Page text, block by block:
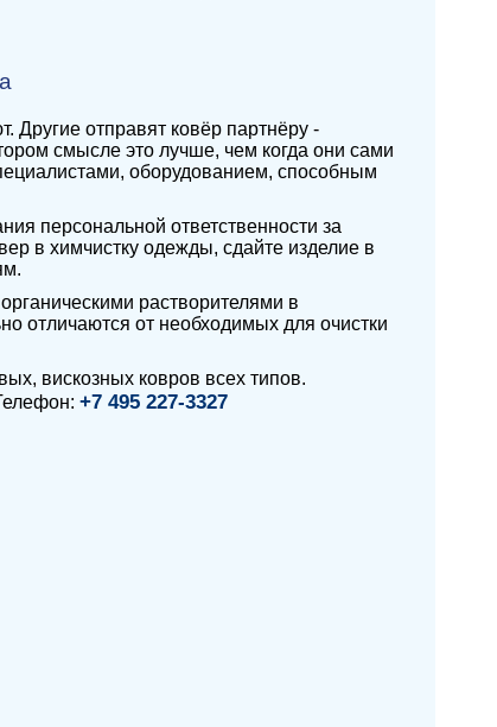
Другие отправят ковёр партнёру -
смысле это лучше, чем когда они сами
оборудованием, способным
персональной ответственности за
в химчистку одежды, сдайте изделие в
растворителями в
отличаются от необходимых для очистки
вискозных ковров всех типов.
+7 495 227-3327